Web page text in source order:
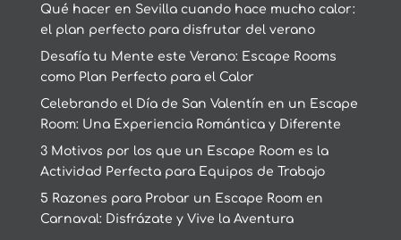
Qué hacer en Sevilla cuando hace mucho calor:
el plan perfecto para disfrutar del verano
Desafía tu Mente este Verano: Escape Rooms
como Plan Perfecto para el Calor
Celebrando el Día de San Valentín en un Escape
Room: Una Experiencia Romántica y Diferente
3 Motivos por los que un Escape Room es la
Actividad Perfecta para Equipos de Trabajo
5 Razones para Probar un Escape Room en
Carnaval: Disfrázate y Vive la Aventura